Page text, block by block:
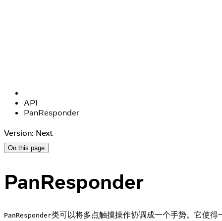
API
PanResponder
Version: Next
On this page
PanResponder
PanResponder类可以将多点触摸操作协调成一个手势。它使